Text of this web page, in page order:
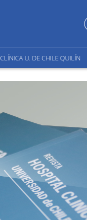
CLÍNICA U. DE CHILE QUILÍN